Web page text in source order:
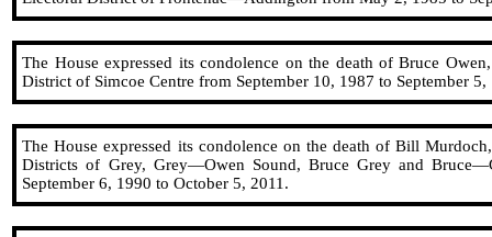
The House expressed its condolence on the death of Bruce
District of Simcoe Centre from September 10, 1987 to September 5,
The House expressed its condolence on the death of Bill
Districts of Grey, Grey—Owen Sound, Bruce Grey and
September 6, 1990 to October 5, 2011.